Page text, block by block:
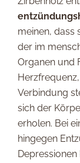
meinen, dass
der im
Organen und
Verbindung
sich der
erholen. Bei
hingegen